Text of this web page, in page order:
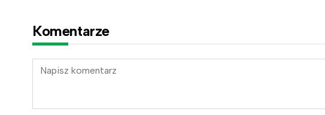
Komentarze